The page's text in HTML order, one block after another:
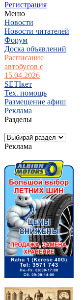
Регистрация
Меню
Новости
Новости читателей
Форум
Доска объявлений
Расписание
автобусов с
15.04.2026
SETIкет
Тех. помощь
Размещение афиш
Реклама
Разделы
Реклама